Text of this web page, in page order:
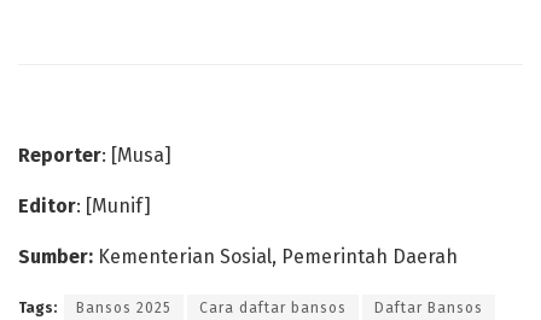
Reporter: [Musa]
Editor: [Munif]
Sumber: Kementerian Sosial, Pemerintah Daerah
Tags: Bansos 2025 Cara daftar bansos Daftar Bansos